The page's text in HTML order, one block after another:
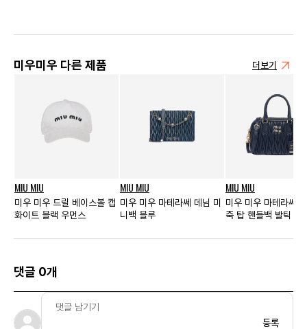
미우미우 다른 제품 더보기
MIU MIU
미우 미우 드릴 베이스볼 캡
화이트 블랙 우먼스
MIU MIU
미우 미우 마테라쎄 데님 미
니백 블루
MIU MIU
미우 미우 마테라쎄
죽 탑 핸들백 발틱 블
댓글 0개
등록